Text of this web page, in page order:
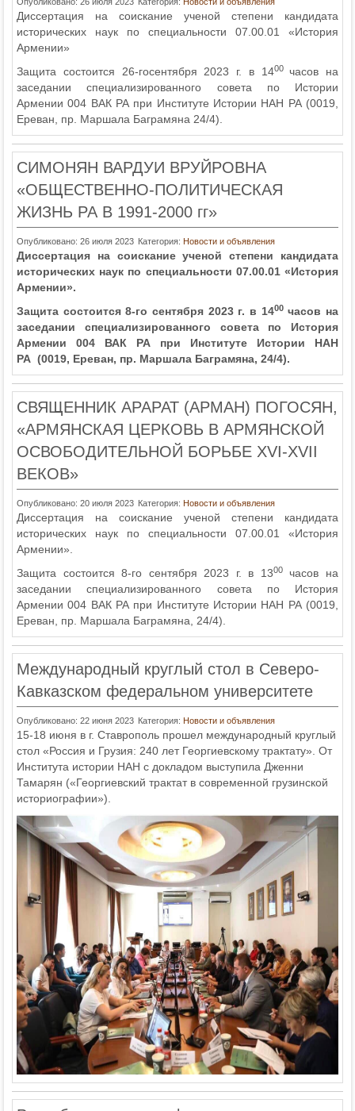
Диссертация на соискание ученой степени кандидата
исторических наук по специальности 07.00.01 «История
Армении»
Защита состоится 26-госентября 2023 г. в 1400часов на
заседании специализированного совета по Истории
Армении 004 ВАК РА при Институте Истории НАН РА (0019,
Ереван, пр. Маршала Баграмяна 24/4).
СИМОНЯН ВАРДУИ ВРУЙРОВНА
«ОБЩЕСТВЕННО-ПОЛИТИЧЕСКАЯ
ЖИЗНЬ РА В 1991-2000 гг»
Опубликовано: 26 июля 2023 Категория: Новости и объявления
Диссертация на соискание ученой степени кандидата
исторических наук по специальности 07.00.01 «История
Армении».
Защита состоится8-го сентября 2023 г. в 1400часов на
заседании специализированного совета по История
Армении 004 ВАК РА при Институте Истории НАН
РА (0019, Ереван, пр. Маршала Баграмяна, 24/4).
СВЯЩЕННИК АРАРАТ (АРМАН) ПОГОСЯН,
«АРМЯНСКАЯ ЦЕРКОВЬ В АРМЯНСКОЙ
ОСВОБОДИТЕЛЬНОЙ БОРЬБЕ XVI-XVII
ВЕКОВ»
Опубликовано: 20 июля 2023 Категория: Новости и объявления
Диссертация на соискание ученой степени кандидата
исторических наук по специальности 07.00.01 «История
Армении».
Защита состоится 8-го сентября 2023 г. в 1300часов на
заседании специализированного совета по История
Армении 004 ВАК РА при Институте Истории НАН РА (0019,
Ереван, пр. Маршала Баграмяна, 24/4).
Международный круглый стол в Северо-
Кавказском федеральном университете
Опубликовано: 22 июня 2023 Категория: Новости и объявления
15-18 июня в г. Ставрополь прошел международный круглый
стол «Россия и Грузия: 240 лет Георгиевскому трактату». От
Института истории НАН с докладом выступила Дженни
Тамарян («Георгиевский трактат в современной грузинской
историографии»).